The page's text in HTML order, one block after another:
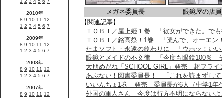
メガネ委員長
眼鏡屋の店
【関連記事】
ＴＯＢＩ／屋上姫１巻 「彼女ができた。で
ＴＯＢＩ／銘高祭！1巻 「読んで、オーエン
たまソフト・永遠の終わりに 「ウホッ！い
眼鏡とメイドの不文律 「今度も眼鏡100％
大朋めがね「SCHOOL GIRL」発売 超フライ
あぶない！図書委員長！ 「これを読まずし
いいんちょ1巻 発売 委員長が6人（中学1年
外国の軍人さん 今度は行方不明にならないよ